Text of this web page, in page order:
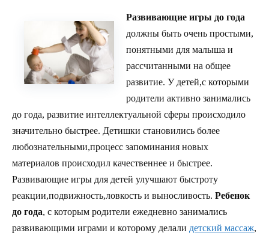
Развивающие игры до года
должны быть очень простыми,
понятными для малыша и
рассчитанными на общее
развитие. У детей,с которыми
родители активно занимались
до года, развитие интеллектуальной сферы происходило
значительно быстрее. Детишки становились более
любознательными,процесс запоминания новых
материалов происходил качественнее и быстрее.
Развивающие игры для детей улучшают быстроту
реакции,подвижность,ловкость и выносливость. Ребенок
до года, с которым родители ежедневно занимались
развивающими играми и которому делали детский массаж,